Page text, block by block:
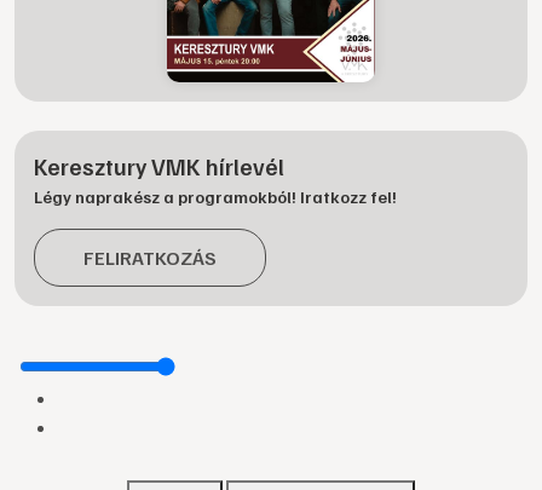
Keresztury VMK hírlevél
Légy naprakész a programokból! Iratkozz fel!
FELIRATKOZÁS